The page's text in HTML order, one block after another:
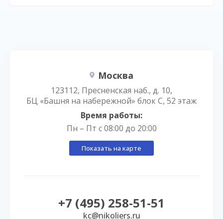
Москва
123112, Пресненская наб., д. 10,
БЦ «Башня на набережной» блок С, 52 этаж
Время работы:
Пн – Пт с 08:00 до 20:00
Показать на карте
+7 (495) 258-51-51
kc@nikoliers.ru